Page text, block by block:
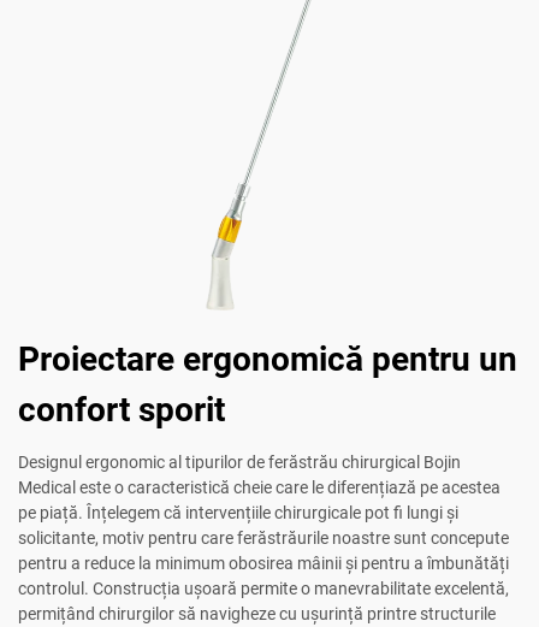
Proiectare ergonomică pentru un
confort sporit
Designul ergonomic al tipurilor de ferăstrău chirurgical Bojin
Medical este o caracteristică cheie care le diferențiază pe acestea
pe piață. Înțelegem că intervențiile chirurgicale pot fi lungi și
solicitante, motiv pentru care ferăstrăurile noastre sunt concepute
pentru a reduce la minimum obosirea mâinii și pentru a îmbunătăți
controlul. Construcția ușoară permite o manevrabilitate excelentă,
permițând chirurgilor să navigheze cu ușurință printre structurile